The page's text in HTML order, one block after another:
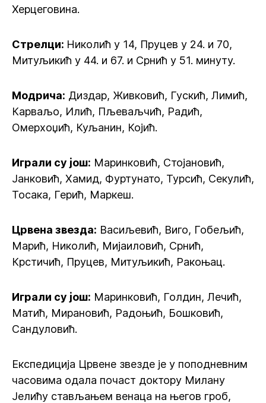
Херцеговина.
Стрелци: Николић у 14, Пруцев у 24. и 70,
Митуљикић у 44. и 67. и Срнић у 51. минуту.
Модрича: Диздар, Живковић, Гускић, Лимић,
Карваљо, Илић, Пљеваљчић, Радић,
Омерхоџић, Куљанин, Којић.
Играли су још: Маринковић, Стојановић,
Јанковић, Хамид, Фуртунато, Турсић, Секулић,
Тосака, Герић, Маркеш.
Црвена звезда: Васиљевић, Виго, Гобељић,
Марић, Николић, Мијаиловић, Срнић,
Крстичић, Пруцев, Митуљикић, Ракоњац.
Играли су још: Маринковић, Голдин, Лечић,
Матић, Мирановић, Радоњић, Бошковић,
Сандуловић.
Експедиција Црвене звезде је у поподневним
часовима одала почаст доктору Милану
Јелићу стављањем венаца на његов гроб,